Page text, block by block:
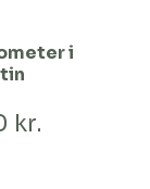
i
kr.